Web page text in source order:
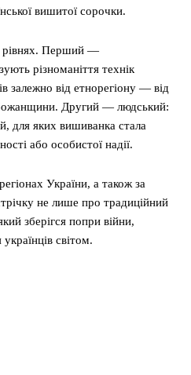
вишитої сорочки.
рівнях. Перший —
різноманіття технік
залежно від етнорегіону — від
Другий — людський:
для яких вишиванка стала
або особистої надії.
України, а також за
не лише про традиційний
зберігся попри війни,
світом.